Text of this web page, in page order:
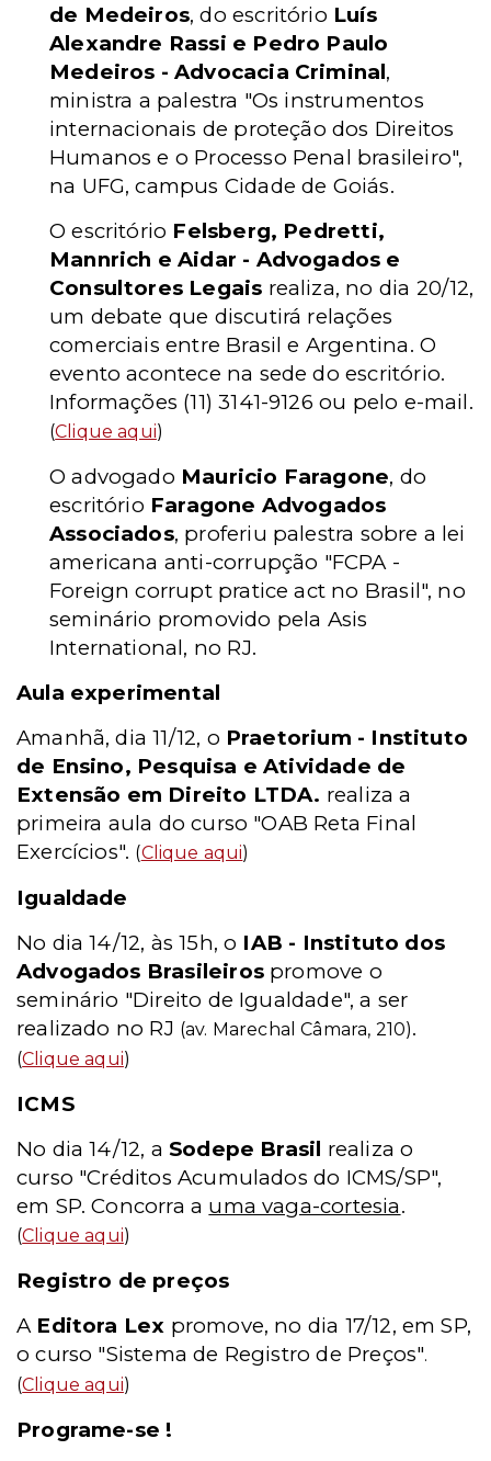
de Medeiros, do escritório Luís
Alexandre Rassi e Pedro Paulo
Medeiros - Advocacia Criminal,
ministra a palestra "Os instrumentos
internacionais de proteção dos Direitos
Humanos e o Processo Penal brasileiro",
na UFG, campus Cidade de Goiás.
O escritório Felsberg, Pedretti,
Mannrich e Aidar - Advogados e
Consultores Legais realiza, no dia 20/12,
um debate que discutirá relações
comerciais entre Brasil e Argentina. O
evento acontece na sede do escritório.
Informações (11) 3141-9126 ou pelo e-mail.
(Clique aqui)
O advogado Mauricio Faragone, do
escritório Faragone Advogados
Associados, proferiu palestra sobre a lei
americana anti-corrupção "FCPA -
Foreign corrupt pratice act no Brasil", no
seminário promovido pela Asis
International, no RJ.
Aula experimental
Amanhã, dia 11/12, o Praetorium - Instituto
de Ensino, Pesquisa e Atividade de
Extensão em Direito LTDA. realiza a
primeira aula do curso "OAB Reta Final
Exercícios". (Clique aqui)
Igualdade
No dia 14/12, às 15h, o IAB - Instituto dos
Advogados Brasileirospromove o
seminário "Direito de Igualdade", a ser
realizado no RJ (av. Marechal Câmara, 210).
(Clique aqui)
ICMS
No dia 14/12, a Sodepe Brasil realiza o
curso "Créditos Acumulados do ICMS/SP",
em SP. Concorra a uma vaga-cortesia.
(Clique aqui)
Registro de preços
A Editora Lex promove, no dia 17/12, em SP,
o curso "Sistema de Registro de Preços".
(Clique aqui)
Programe-se !